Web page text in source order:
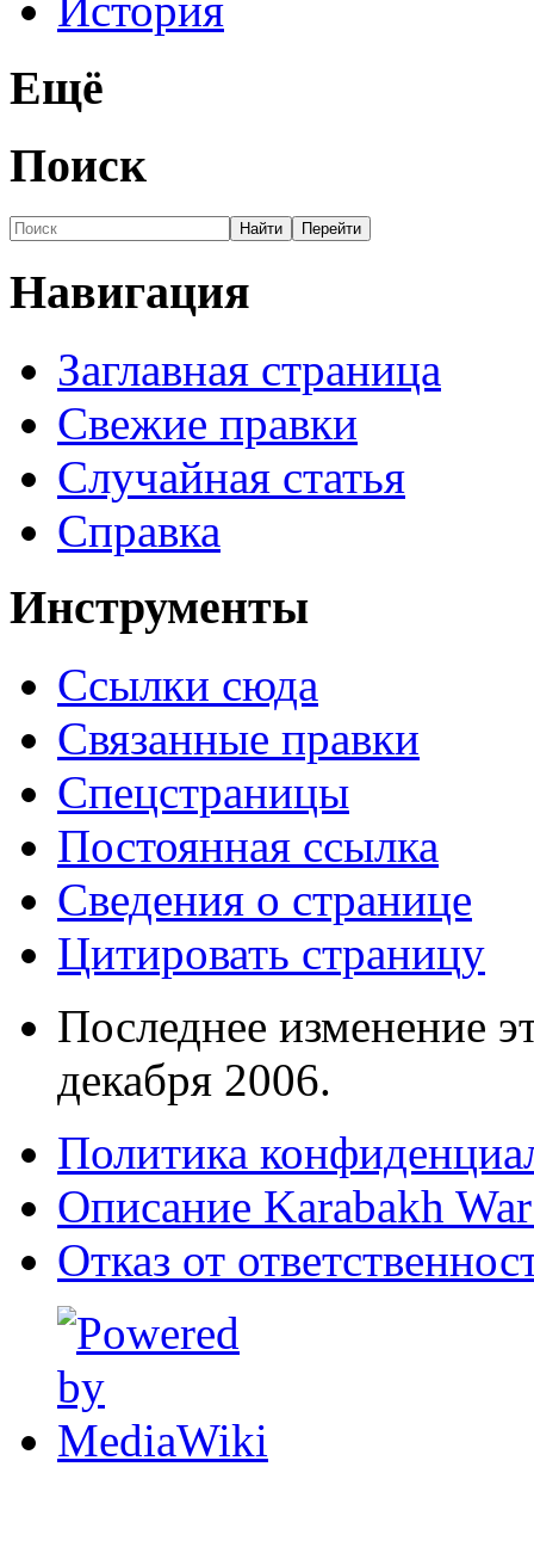
Ещё
Поиск
Навигация
Заглавная страница
Свежие правки
Случайная статья
Справка
Инструменты
Ссылки сюда
Связанные правки
Спецстраницы
Постоянная ссылка
Сведения о странице
Цитировать страницу
Последнее изменение
декабря 2006.
Политика
Описание Karabakh
Отказ от